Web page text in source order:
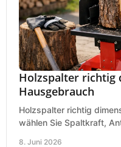
Holzspalter richtig
Hausgebrauch
Holzspalter richtig
wählen Sie Spaltkraft,
8. Juni 2026